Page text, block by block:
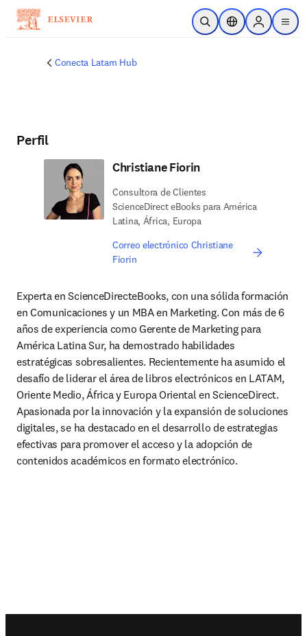
Saltar al contenido principal
Abrir búsqueda
Selector deSign in to
menu
Conecta Latam Hub
Perfil
Christiane Fiorin
Consultora de Clientes
ScienceDirect eBooks para América
Latina, África, Europa
Correo electrónico Christiane
Fiorin
Experta en ScienceDirecteBooks, con una sólida formación
en Comunicaciones y un MBA en Marketing. Con más de 6
años de experiencia como Gerente de Marketing para
América Latina Sur, ha demostrado habilidades
estratégicas sobresalientes. Recientemente ha asumido el
desafío de liderar el área de libros electrónicos en LATAM,
Oriente Medio, África y Europa Oriental en ScienceDirect.
Apasionada por la innovación y la expansión de soluciones
digitales, se ha destacado en el desarrollo de estrategias
efectivas para promover el acceso y la adopción de
contenidos académicos en formato electrónico.